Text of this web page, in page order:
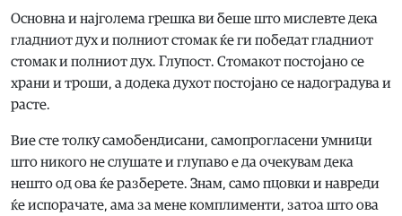
Основна и најголема грешка ви беше што мислевте дека
гладниот дух и полниот стомак ќе ги победат гладниот
стомак и полниот дух. Глупост. Стомакот постојано се
храни и троши, а додека духот постојано се надоградува и
расте.
Вие сте толку самобендисани, самопрогласени умници
што никого не слушате и глупаво е да очекувам дека
нешто од ова ќе разберете. Знам, само пцовки и навреди
ќе испорачате, ама за мене комплименти, затоа што ова